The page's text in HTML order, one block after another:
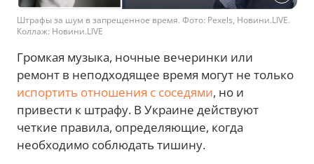
Штрафы за шум в запрещенное время. Фото: Pexels, Новини.LIVE.
Коллаж: Новини.LIVE
Громкая музыка, ночные вечеринки или
ремонт в неподходящее время могут не только
испортить отношения с соседями, но и
привести к штрафу. В Украине действуют
четкие правила, определяющие, когда
необходимо соблюдать тишину.